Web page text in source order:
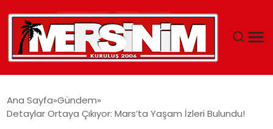
YAŞAM
Ana Sayfa Gündem
Detaylar Ortaya Çıkıyor: Mars’ta Yaşam İzleri Bulundu!